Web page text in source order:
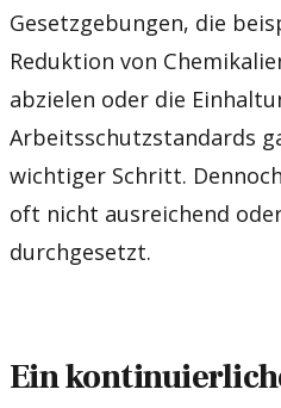
Gesetzgebungen, die
Reduktion von
abzielen oder die
Arbeitsschutzstandards
wichtiger Schritt.
oft nicht ausreichend
durchgesetzt.
Ein